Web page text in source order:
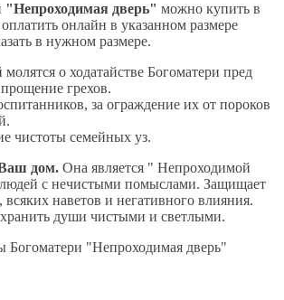
"Непроходимая дверь" можно купить в
онлайн в указанном размере
в нужном размере.
о ходатайстве Богоматери пред
грехов.
за ограждение их от пороков
чистоты семейных уз.
Ваш дом. Она является " Непроходимой
с нечистыми помыслами. Защищает
всяких наветов и негативного влияния.
души чистыми и светлыми.
"Непроходимая дверь"